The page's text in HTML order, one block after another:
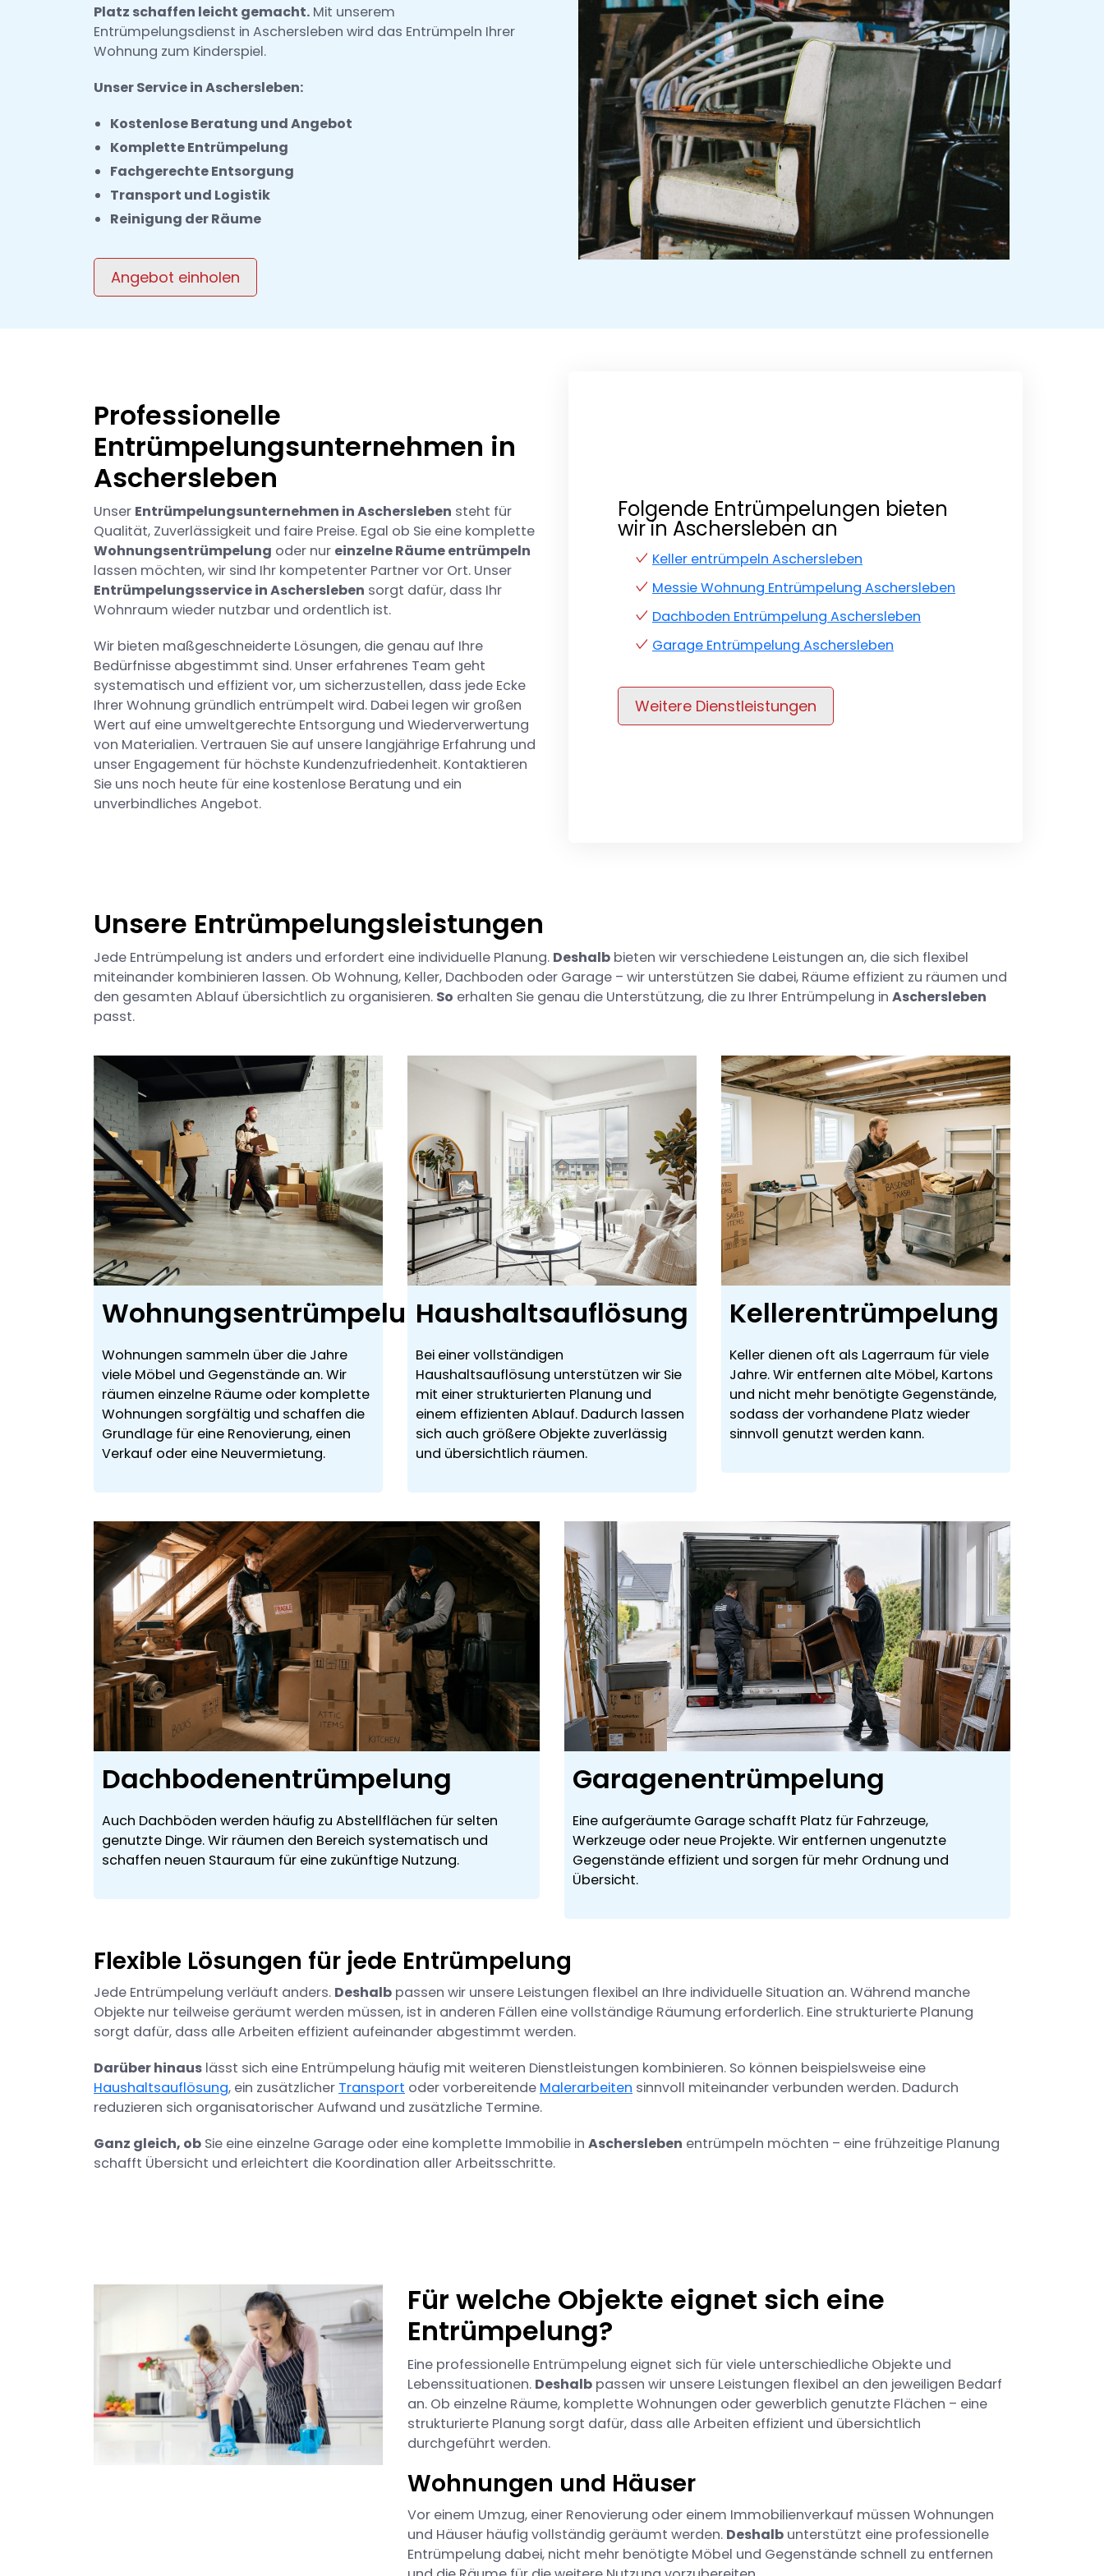
Platz schaffen leicht gemacht. Mit unserem
Entrümpelungsdienst in Aschersleben wird das Entrümpeln Ihrer
Wohnung zum Kinderspiel.
Unser Service in Aschersleben:
Kostenlose Beratung und Angebot
Komplette Entrümpelung
Fachgerechte Entsorgung
Transport und Logistik
Reinigung der Räume
Angebot einholen
Professionelle
Entrümpelungsunternehmen in
Aschersleben
Unser Entrümpelungsunternehmen in Aschersleben steht für
Qualität, Zuverlässigkeit und faire Preise. Egal ob Sie eine komplette
Wohnungsentrümpelung oder nur einzelne Räume entrümpeln
lassen möchten, wir sind Ihr kompetenter Partner vor Ort. Unser
Entrümpelungsservice in Aschersleben sorgt dafür, dass Ihr
Wohnraum wieder nutzbar und ordentlich ist.
Wir bieten maßgeschneiderte Lösungen, die genau auf Ihre
Bedürfnisse abgestimmt sind. Unser erfahrenes Team geht
systematisch und effizient vor, um sicherzustellen, dass jede Ecke
Ihrer Wohnung gründlich entrümpelt wird. Dabei legen wir großen
Wert auf eine umweltgerechte Entsorgung und Wiederverwertung
von Materialien. Vertrauen Sie auf unsere langjährige Erfahrung und
unser Engagement für höchste Kundenzufriedenheit. Kontaktieren
Sie uns noch heute für eine kostenlose Beratung und ein
unverbindliches Angebot.
Folgende Entrümpelungen bieten
wir in Aschersleben an
Keller entrümpeln Aschersleben
Messie Wohnung Entrümpelung Aschersleben
Dachboden Entrümpelung Aschersleben
Garage Entrümpelung Aschersleben
Weitere Dienstleistungen
Unsere Entrümpelungsleistungen
Jede Entrümpelung ist anders und erfordert eine individuelle Planung. Deshalb bieten wir verschiedene Leistungen an, die sich flexibel
miteinander kombinieren lassen. Ob Wohnung, Keller, Dachboden oder Garage – wir unterstützen Sie dabei, Räume effizient zu räumen und
den gesamten Ablauf übersichtlich zu organisieren. So erhalten Sie genau die Unterstützung, die zu Ihrer Entrümpelung in Aschersleben
passt.
Wohnungsentrümpelung
Wohnungen sammeln über die Jahre
viele Möbel und Gegenstände an. Wir
räumen einzelne Räume oder komplette
Wohnungen sorgfältig und schaffen die
Grundlage für eine Renovierung, einen
Verkauf oder eine Neuvermietung.
Haushaltsauflösung
Bei einer vollständigen
Haushaltsauflösung unterstützen wir Sie
mit einer strukturierten Planung und
einem effizienten Ablauf. Dadurch lassen
sich auch größere Objekte zuverlässig
und übersichtlich räumen.
Kellerentrümpelung
Keller dienen oft als Lagerraum für viele
Jahre. Wir entfernen alte Möbel, Kartons
und nicht mehr benötigte Gegenstände,
sodass der vorhandene Platz wieder
sinnvoll genutzt werden kann.
Dachbodenentrümpelung
Auch Dachböden werden häufig zu Abstellflächen für selten
genutzte Dinge. Wir räumen den Bereich systematisch und
schaffen neuen Stauraum für eine zukünftige Nutzung.
Garagenentrümpelung
Eine aufgeräumte Garage schafft Platz für Fahrzeuge,
Werkzeuge oder neue Projekte. Wir entfernen ungenutzte
Gegenstände effizient und sorgen für mehr Ordnung und
Übersicht.
Flexible Lösungen für jede Entrümpelung
Jede Entrümpelung verläuft anders. Deshalb passen wir unsere Leistungen flexibel an Ihre individuelle Situation an. Während manche
Objekte nur teilweise geräumt werden müssen, ist in anderen Fällen eine vollständige Räumung erforderlich. Eine strukturierte Planung
sorgt dafür, dass alle Arbeiten effizient aufeinander abgestimmt werden.
Darüber hinaus lässt sich eine Entrümpelung häufig mit weiteren Dienstleistungen kombinieren. So können beispielsweise eine
Haushaltsauflösung, ein zusätzlicher Transport oder vorbereitende Malerarbeiten sinnvoll miteinander verbunden werden. Dadurch
reduzieren sich organisatorischer Aufwand und zusätzliche Termine.
Ganz gleich, ob Sie eine einzelne Garage oder eine komplette Immobilie in Aschersleben entrümpeln möchten – eine frühzeitige Planung
schafft Übersicht und erleichtert die Koordination aller Arbeitsschritte.
Für welche Objekte eignet sich eine
Entrümpelung?
Eine professionelle Entrümpelung eignet sich für viele unterschiedliche Objekte und
Lebenssituationen. Deshalb passen wir unsere Leistungen flexibel an den jeweiligen Bedarf
an. Ob einzelne Räume, komplette Wohnungen oder gewerblich genutzte Flächen – eine
strukturierte Planung sorgt dafür, dass alle Arbeiten effizient und übersichtlich
durchgeführt werden.
Wohnungen und Häuser
Vor einem Umzug, einer Renovierung oder einem Immobilienverkauf müssen Wohnungen
und Häuser häufig vollständig geräumt werden. Deshalb unterstützt eine professionelle
Entrümpelung dabei, nicht mehr benötigte Möbel und Gegenstände schnell zu entfernen